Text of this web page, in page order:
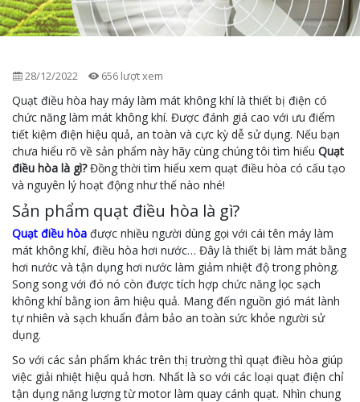
28/12/2022 656 lượt xem
Quạt điều hòa hay máy làm mát không khí là thiết bị điện có
chức năng làm mát không khí. Được đánh giá cao với ưu điểm
tiết kiệm điện hiệu quả, an toàn và cực kỳ dễ sử dụng. Nếu bạn
chưa hiểu rõ về sản phẩm này hãy cùng chúng tôi tìm hiểu Quạt
điều hòa là gì?Đồng thời tìm hiểu xem quạt điều hòa có cấu tạo
và nguyên lý hoạt động như thế nào nhé!
Sản phẩm quạt điều hòa là gì?
Quạt điều hòa được nhiều người dùng gọi với cái tên máy làm
mát không khí, điều hòa hơi nước… Đây là thiết bị làm mát bằng
hơi nước và tận dụng hơi nước làm giảm nhiệt độ trong phòng.
Song song với đó nó còn được tích hợp chức năng lọc sạch
không khí bằng ion âm hiệu quả. Mang đến nguồn gió mát lành
tự nhiên và sạch khuẩn đảm bảo an toàn sức khỏe người sử
dụng.
So với các sản phẩm khác trên thị trường thì quạt điều hòa giúp
việc giải nhiệt hiệu quả hơn. Nhất là so với các loại quạt điện chỉ
tận dụng năng lượng từ motor làm quay cánh quạt. Nhìn chung